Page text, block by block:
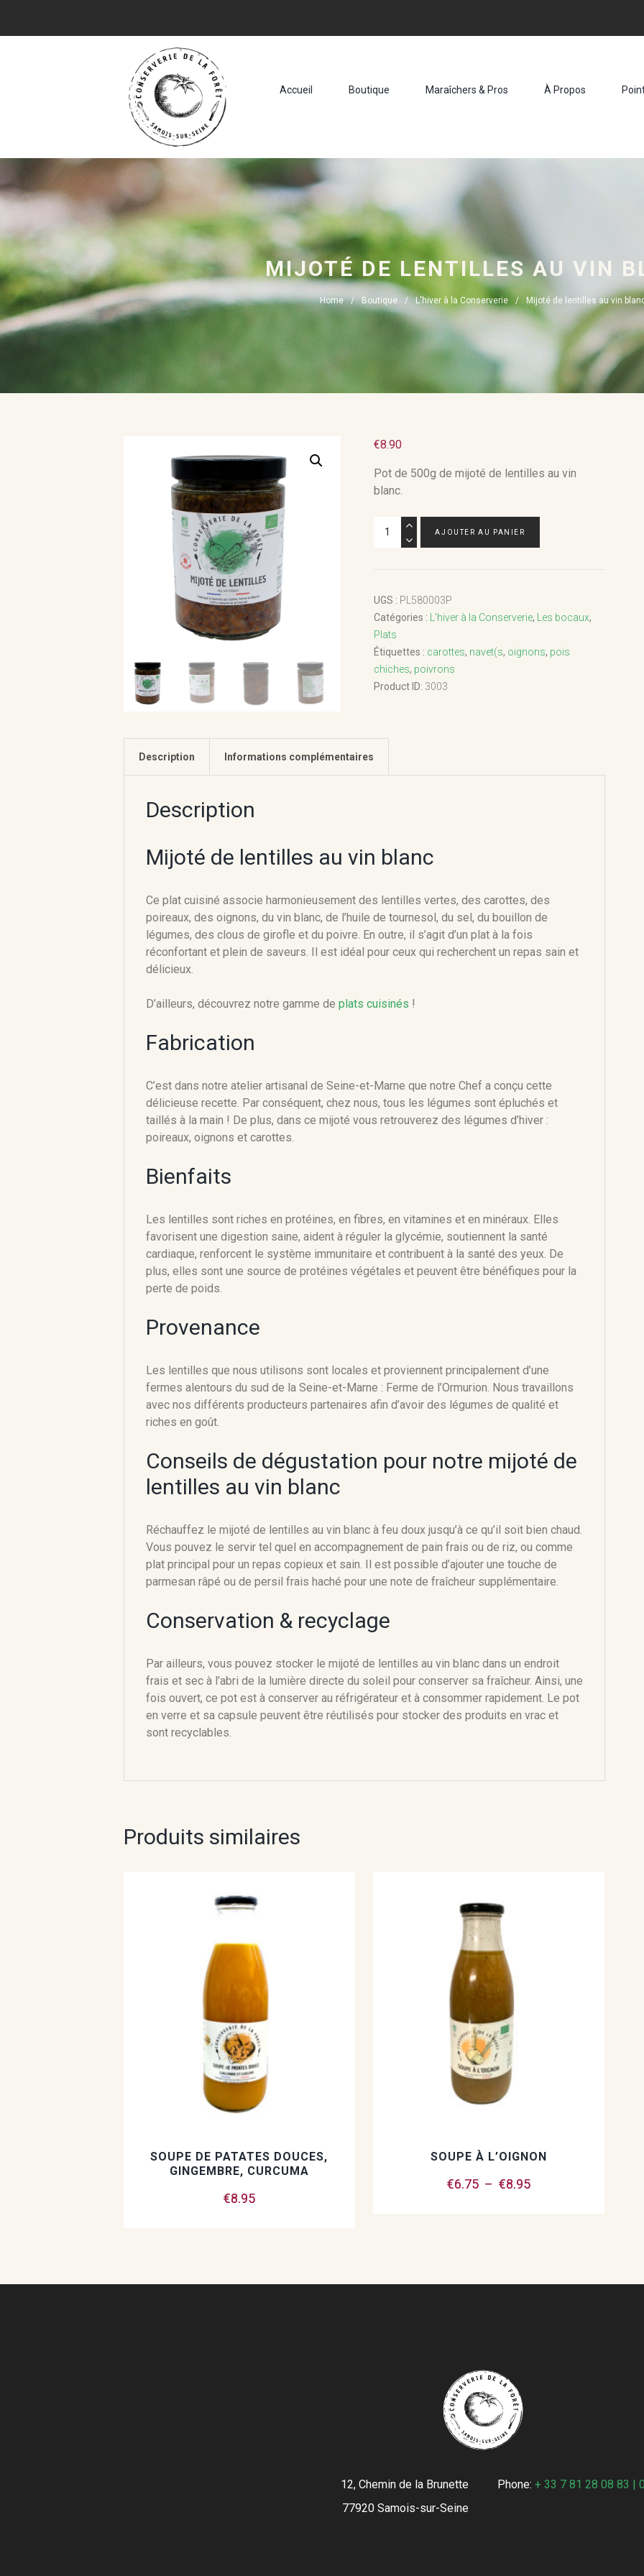
Accueil Boutique Maraîchers & Pros À Propos
MIJOTÉ DE LENTILLES AU VIN
Home Boutique L'hiver à la Conserverie Mijoté de lentilles au vin
€8.90
Pot de 500g de mijoté de lentilles au vin
blanc.
quantité
lentilles
au
vin
blanc
AJOUTER AU PANIER
UGS : PL580003P
Catégories :
L'hiver à la Conserverie, Les bocaux,
Plats
Étiquettes : carottes, navet(s, oignons, pois
chiches, poivrons
Product ID: 3003
Description Informations complémentaires
Description
Mijoté de lentilles au vin blanc
Ce plat cuisiné associe harmonieusement des lentilles vertes, des carottes, des
poireaux, des oignons, du vin blanc, de l’huile de tournesol, du sel, du bouillon de
légumes, des clous de girofle et du poivre. En outre, il s’agit d’un plat à la fois
réconfortant et plein de saveurs. Il est idéal pour ceux qui recherchent un repas sain et
délicieux.
D’ailleurs, découvrez notre gamme de plats cuisinés !
Fabrication
C’est dans notre atelier artisanal de Seine-et-Marne que notre Chef a conçu cette
délicieuse recette. Par conséquent, chez nous, tous les légumes sont épluchés et
taillés à la main ! De plus, dans ce mijoté vous retrouverez des légumes d’hiver :
poireaux, oignons et carottes.
Bienfaits
Les lentilles sont riches en protéines, en fibres, en vitamines et en minéraux. Elles
favorisent une digestion saine, aident à réguler la glycémie, soutiennent la santé
cardiaque, renforcent le système immunitaire et contribuent à la santé des yeux. De
plus, elles sont une source de protéines végétales et peuvent être bénéfiques pour la
perte de poids.
Provenance
Les lentilles que nous utilisons sont locales et proviennent principalement d’une
fermes alentours du sud de la Seine-et-Marne : Ferme de l’Ormurion. Nous travaillons
avec nos différents producteurs partenaires afin d’avoir des légumes de qualité et
riches en goût.
Conseils de dégustation pour notre mijoté de
lentilles au vin blanc
Réchauffez le mijoté de lentilles au vin blanc à feu doux jusqu’à ce qu’il soit bien chaud.
Vous pouvez le servir tel quel en accompagnement de pain frais ou de riz, ou comme
plat principal pour un repas copieux et sain. Il est possible d’ajouter une touche de
parmesan râpé ou de persil frais haché pour une note de fraîcheur supplémentaire.
Conservation & recyclage
Par ailleurs, vous pouvez stocker le mijoté de lentilles au vin blanc dans un endroit
frais et sec à l’abri de la lumière directe du soleil pour conserver sa fraîcheur. Ainsi, une
fois ouvert, ce pot est à conserver au réfrigérateur et à consommer rapidement. Le pot
en verre et sa capsule peuvent être réutilisés pour stocker des produits en vrac et
sont recyclables.
Produits similaires
SOUPE DE PATATES DOUCES,
GINGEMBRE, CURCUMA
€8.95
SOUPE À L’OIGNON
€6.75 – €8.95Plage
du
produit
Phone: + 33 7 81 28 08 83 |
12, Chemin de la Brunette
77920 Samois-sur-Seine